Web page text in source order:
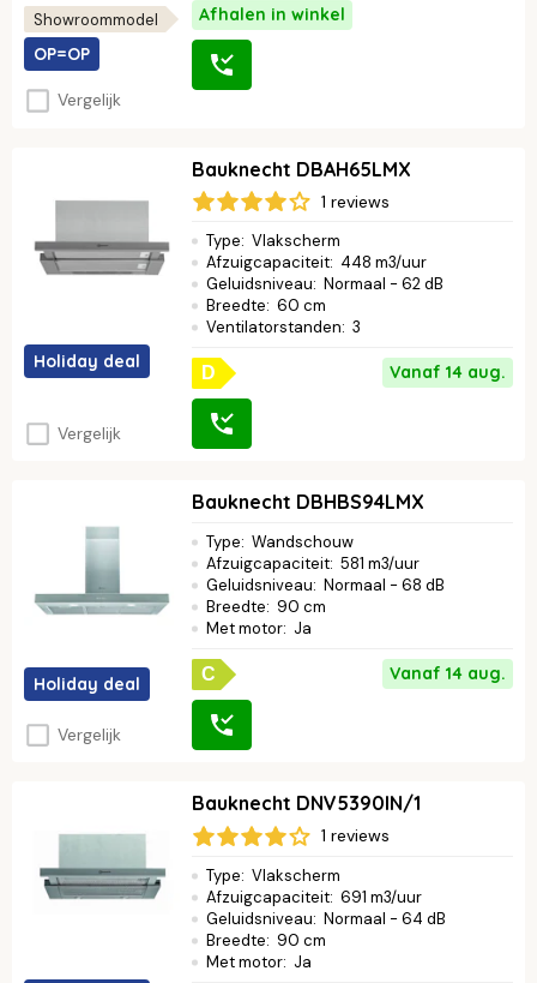
Showroommodel
OP=OP
Vergelijk
Afhalen in winkel
Holiday deal
Vergelijk
Bauknecht DBAH65LMX
1 reviews
Type: Vlakscherm
Afzuigcapaciteit: 448 m3/uur
Geluidsniveau: Normaal - 62 dB
Breedte: 60 cm
Ventilatorstanden: 3
D Vanaf 14 aug.
Holiday deal
Vergelijk
Bauknecht DBHBS94LMX
Type: Wandschouw
Afzuigcapaciteit: 581 m3/uur
Geluidsniveau: Normaal - 68 dB
Breedte: 90 cm
Met motor: Ja
C Vanaf 14 aug.
Bauknecht DNV5390IN/1
1 reviews
Type: Vlakscherm
Afzuigcapaciteit: 691 m3/uur
Geluidsniveau: Normaal - 64 dB
Breedte: 90 cm
Met motor: Ja